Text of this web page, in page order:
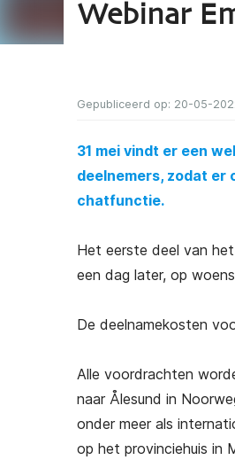
Webinar
Gepubliceerd op: 20-05-
31 mei vindt er een
deelnemers, zodat er
chatfunctie.
Het eerste deel van
een dag later, op
De deelnamekosten
Alle voordrachten
naar Ålesund in
onder meer als
op het provinciehuis in